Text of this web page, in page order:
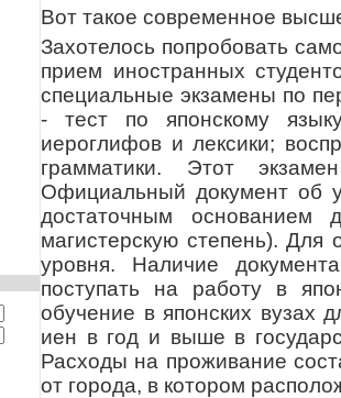
Вот такое современное
Захотелось попробовать
прием иностранных
специальные экзамены по
- тест по японскому
иероглифов и лексики;
грамматики. Этот
Официальный документ об
достаточным
магистерскую степень). Для
уровня. Наличие
поступать на работу в
обучение в японских вузах
иен в год и выше в
Расходы на проживание
от города, в котором